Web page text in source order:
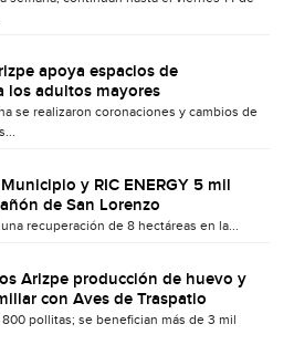
apoya espacios de
los adultos mayores
se realizaron coronaciones y cambios de
y RIC ENERGY 5 mil
de San Lorenzo
recuperación de 8 hectáreas en la...
Arizpe producción de huevo y
con Aves de Traspatio
800 pollitas; se benefician más de 3 mil